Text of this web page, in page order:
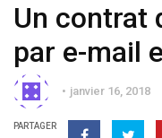
Un contrat
par e-mail
janvier 16, 2018
PARTAGER